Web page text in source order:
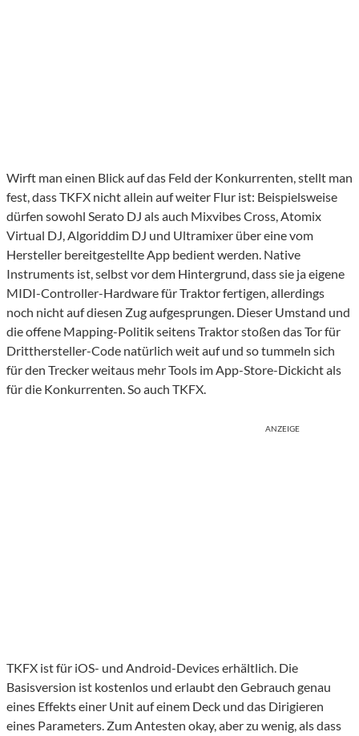
Wirft man einen Blick auf das Feld der Konkurrenten, stellt man
fest, dass TKFX nicht allein auf weiter Flur ist: Beispielsweise
dürfen sowohl Serato DJ als auch Mixvibes Cross, Atomix
Virtual DJ, Algoriddim DJ und Ultramixer über eine vom
Hersteller bereitgestellte App bedient werden. Native
Instruments ist, selbst vor dem Hintergrund, dass sie ja eigene
MIDI-Controller-Hardware für Traktor fertigen, allerdings
noch nicht auf diesen Zug aufgesprungen. Dieser Umstand und
die offene Mapping-Politik seitens Traktor stoßen das Tor für
Dritthersteller-Code natürlich weit auf und so tummeln sich
für den Trecker weitaus mehr Tools im App-Store-Dickicht als
für die Konkurrenten. So auch TKFX.
ANZEIGE
TKFX ist für iOS- und Android-Devices erhältlich. Die
Basisversion ist kostenlos und erlaubt den Gebrauch genau
eines Effekts einer Unit auf einem Deck und das Dirigieren
eines Parameters. Zum Antesten okay, aber zu wenig, als dass